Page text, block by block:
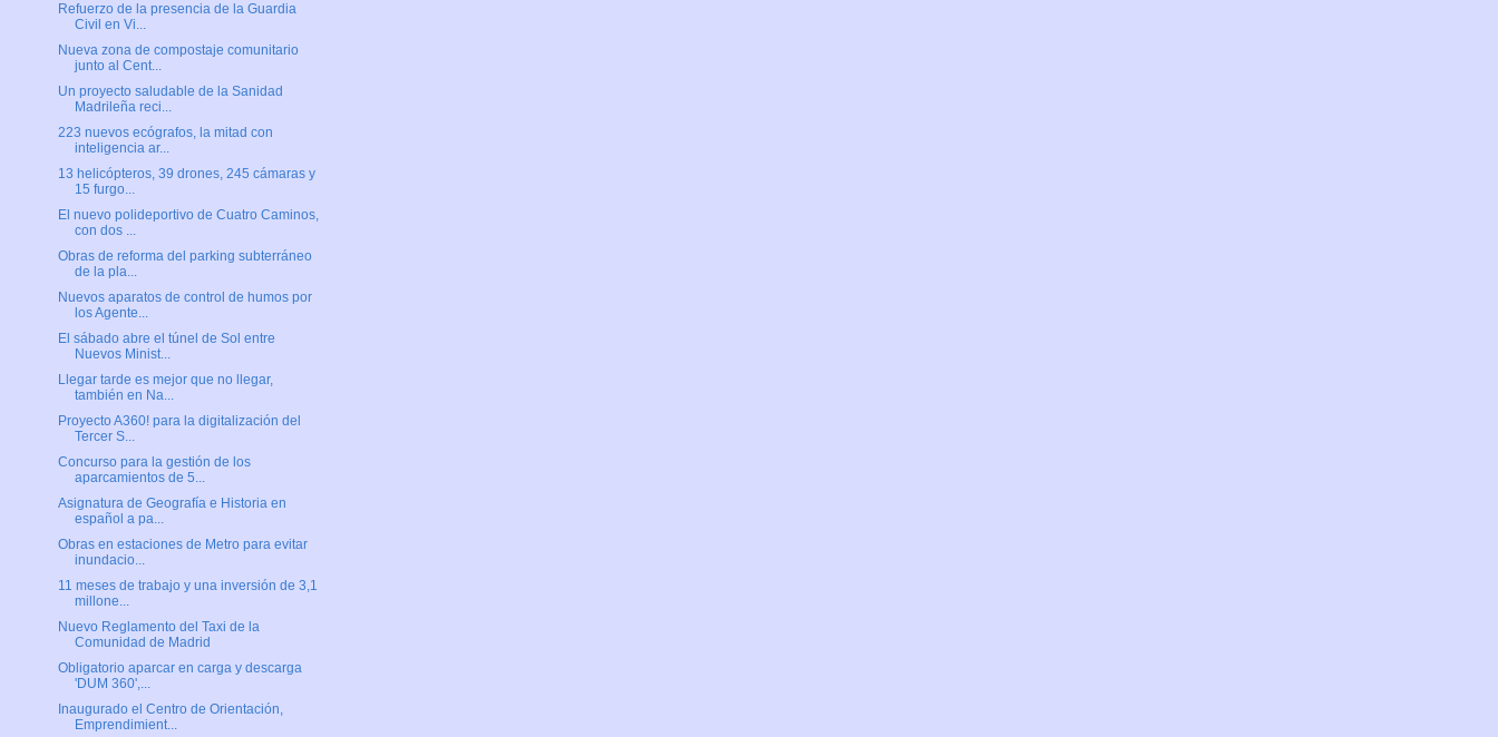
Refuerzo de la presencia de la Guardia
Civil en Vi...
Nueva zona de compostaje comunitario
junto al Cent...
Un proyecto saludable de la Sanidad
Madrileña reci...
223 nuevos ecógrafos, la mitad con
inteligencia ar...
13 helicópteros, 39 drones, 245 cámaras y
15 furgo...
El nuevo polideportivo de Cuatro Caminos,
con dos ...
Obras de reforma del parking subterráneo
de la pla...
Nuevos aparatos de control de humos por
los Agente...
El sábado abre el túnel de Sol entre
Nuevos Minist...
Llegar tarde es mejor que no llegar,
también en Na...
Proyecto A360! para la digitalización del
Tercer S...
Concurso para la gestión de los
aparcamientos de 5...
Asignatura de Geografía e Historia en
español a pa...
Obras en estaciones de Metro para evitar
inundacio...
11 meses de trabajo y una inversión de 3,1
millone...
Nuevo Reglamento del Taxi de la
Comunidad de Madrid
Obligatorio aparcar en carga y descarga
'DUM 360',...
Inaugurado el Centro de Orientación,
Emprendimient...